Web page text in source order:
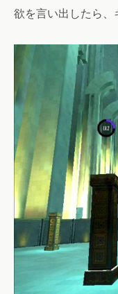
欲を言い出したら、